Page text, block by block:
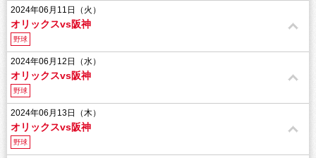
2024年06月11日（火）
オリックスvs阪神
野球
2024年06月12日（水）
オリックスvs阪神
野球
2024年06月13日（木）
オリックスvs阪神
野球